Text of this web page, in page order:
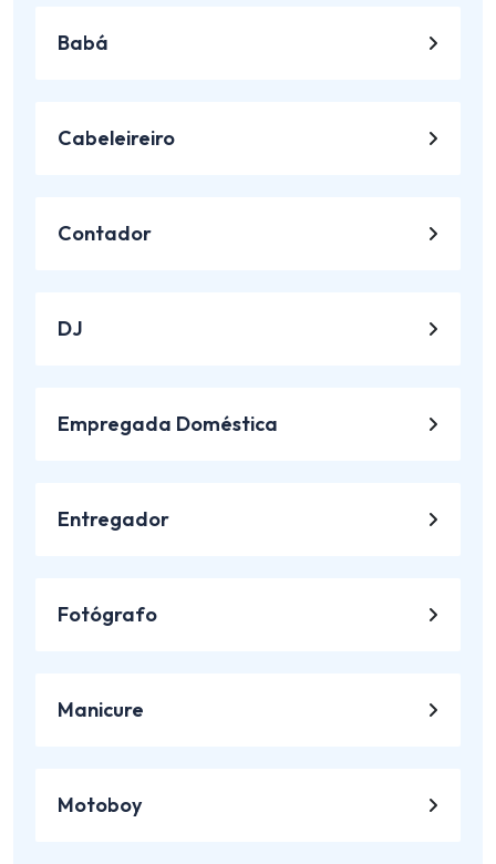
Babá
Cabeleireiro
Contador
DJ
Empregada Doméstica
Entregador
Fotógrafo
Manicure
Motoboy